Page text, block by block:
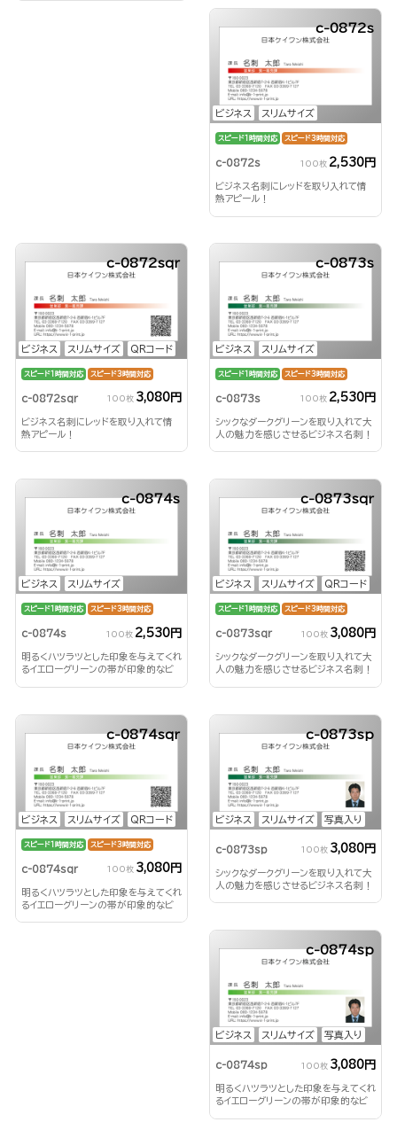
ビジネス スリムサイズ
c-0872s
スピード1時間対応 スピード3時間対応
c-0872s 100枚 2,530円
ビジネス名刺にレッドを取り入れて情
熱アピール！
ビジネス スリムサイズ QRコード
c-0872sqr
スピード1時間対応 スピード3時間対応
c-0872sqr 100枚 3,080円
ビジネス名刺にレッドを取り入れて情
熱アピール！
ビジネス スリムサイズ
c-0873s
スピード1時間対応 スピード3時間対応
c-0873s 100枚 2,530円
シックなダークグリーンを取り入れて大
人の魅力を感じさせるビジネス名刺！
ビジネス スリムサイズ
c-0874s
スピード1時間対応 スピード3時間対応
c-0874s 100枚 2,530円
明るくハツラツとした印象を与えてくれ
るイエローグリーンの帯が印象的なビ
ビジネス スリムサイズ QRコード
c-0873sqr
スピード1時間対応 スピード3時間対応
c-0873sqr 100枚 3,080円
シックなダークグリーンを取り入れて大
人の魅力を感じさせるビジネス名刺！
ビジネス スリムサイズ QRコード
c-0874sqr
スピード1時間対応 スピード3時間対応
c-0874sqr 100枚 3,080円
明るくハツラツとした印象を与えてくれ
るイエローグリーンの帯が印象的なビ
ビジネス スリムサイズ 写真入り
c-0873sp
c-0873sp 100枚 3,080円
シックなダークグリーンを取り入れて大
人の魅力を感じさせるビジネス名刺！
ビジネス スリムサイズ 写真入り
c-0874sp
c-0874sp 100枚 3,080円
明るくハツラツとした印象を与えてくれ
るイエローグリーンの帯が印象的なビ